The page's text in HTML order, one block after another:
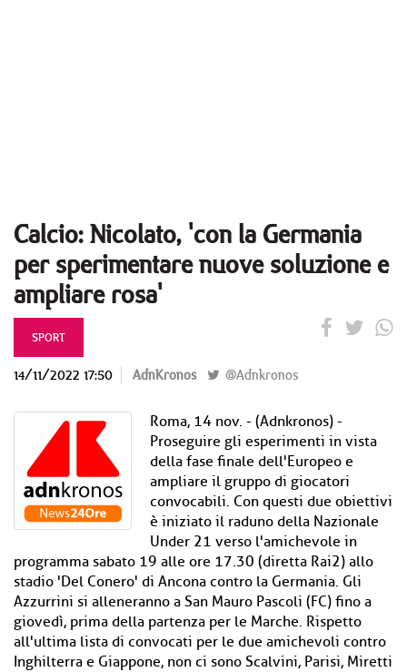
Calcio: Nicolato, 'con la Germania
per sperimentare nuove soluzione e
ampliare rosa'
SPORT
14/11/2022 17:50 AdnKronos @Adnkronos
Roma, 14 nov. - (Adnkronos) -
Proseguire gli esperimenti in vista
della fase finale dell'Europeo e
ampliare il gruppo di giocatori
convocabili. Con questi due obiettivi
è iniziato il raduno della Nazionale
Under 21 verso l'amichevole in
programma sabato 19 alle ore 17.30 (diretta Rai2) allo
stadio 'Del Conero' di Ancona contro la Germania. Gli
Azzurrini si alleneranno a San Mauro Pascoli (FC) fino a
giovedì, prima della partenza per le Marche. Rispetto
all'ultima lista di convocati per le due amichevoli contro
Inghilterra e Giappone, non ci sono Scalvini, Parisi, Miretti